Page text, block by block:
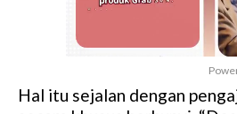
Hal itu sejalan dengan